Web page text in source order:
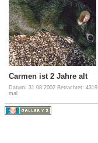
Carmen ist 2 Jahre alt
Datum: 31.08.2002 Betrachtet: 4319
mal